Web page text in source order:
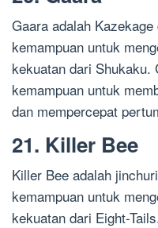
Gaara adalah
kemampuan untuk
kekuatan dari Shukaku.
kemampuan untuk
dan mempercepat
21. Killer Bee
Killer Bee adalah
kemampuan untuk
kekuatan dari Eight-